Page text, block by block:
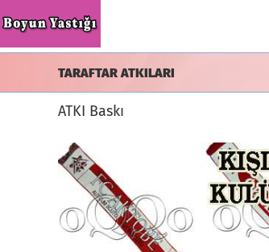
to
TARAFTAR ATKILARI
ATKI Baskı